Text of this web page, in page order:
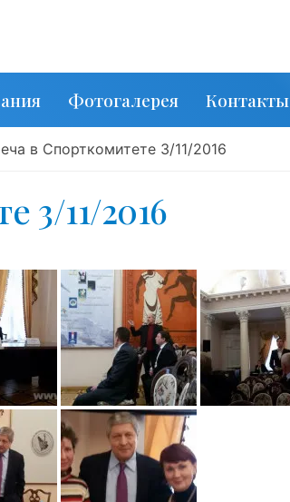
Фотогалерея Контакты
в Спорткомитете 3/11/2016
3/11/2016